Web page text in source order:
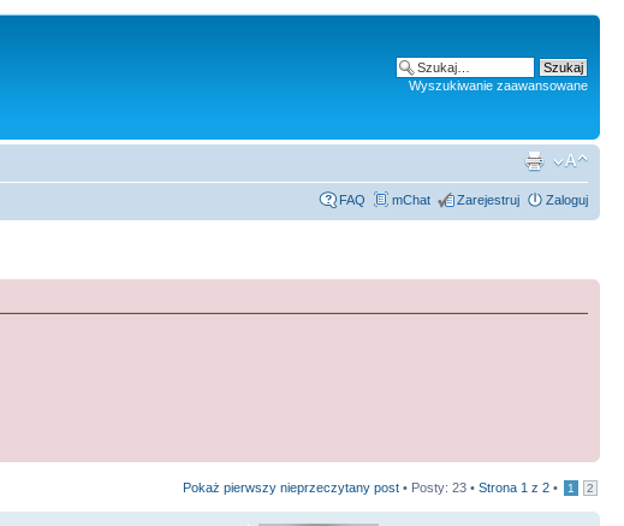
Wyszukiwanie zaawansowane
FAQ mChat Zarejestruj Zaloguj
Pokaż pierwszy nieprzeczytany post • Posty: 23 • Strona 1 z 2 • 1 2